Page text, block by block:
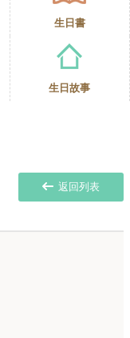
生日書
生日故事
返回列表